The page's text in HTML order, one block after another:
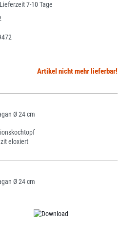
7-10 Tage
Artikel nicht mehr lieferbar!
Ø 24 cm
eloxiert
Ø 24 cm